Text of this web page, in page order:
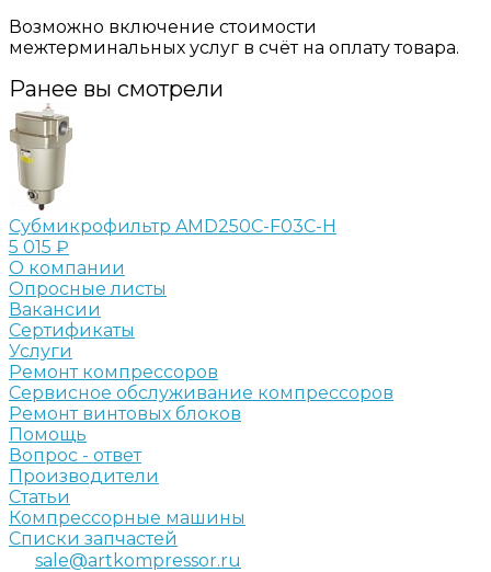
Возможно включение стоимости
межтерминальных услуг в счёт на оплату товара.
Ранее вы смотрели
Субмикрофильтр AMD250C-F03С-H
5 015 ₽
О компании
Опросные листы
Вакансии
Сертификаты
Услуги
Ремонт компрессоров
Сервисное обслуживание компрессоров
Ремонт винтовых блоков
Помощь
Вопрос - ответ
Производители
Статьи
Компрессорные машины
Списки запчастей
sale@artkompressor.ru